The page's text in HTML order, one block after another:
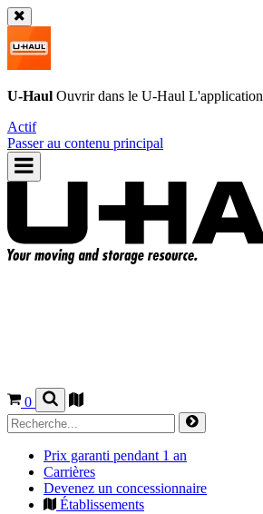
U-Haul Ouvrir dans le U-Haul L'application
Actif
Passer au contenu principal
0
Prix garanti pendant 1 an
Carrières
Devenez un concessionnaire
Établissements